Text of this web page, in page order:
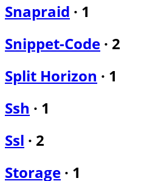
Snapraid · 1
Snippet-Code · 2
Split Horizon · 1
Ssh · 1
Ssl · 2
Storage · 1